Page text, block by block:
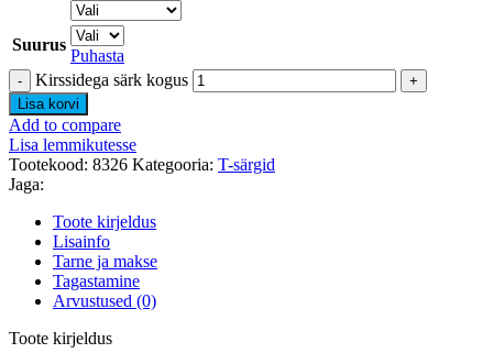
Suurus
Puhasta
Kirssidega särk kogus
Lisa korvi
Add to compare
Lisa lemmikutesse
Tootekood: 8326 Kategooria: T-särgid
Jaga:
Toote kirjeldus
Lisainfo
Tarne ja makse
Tagastamine
Arvustused (0)
Toote kirjeldus